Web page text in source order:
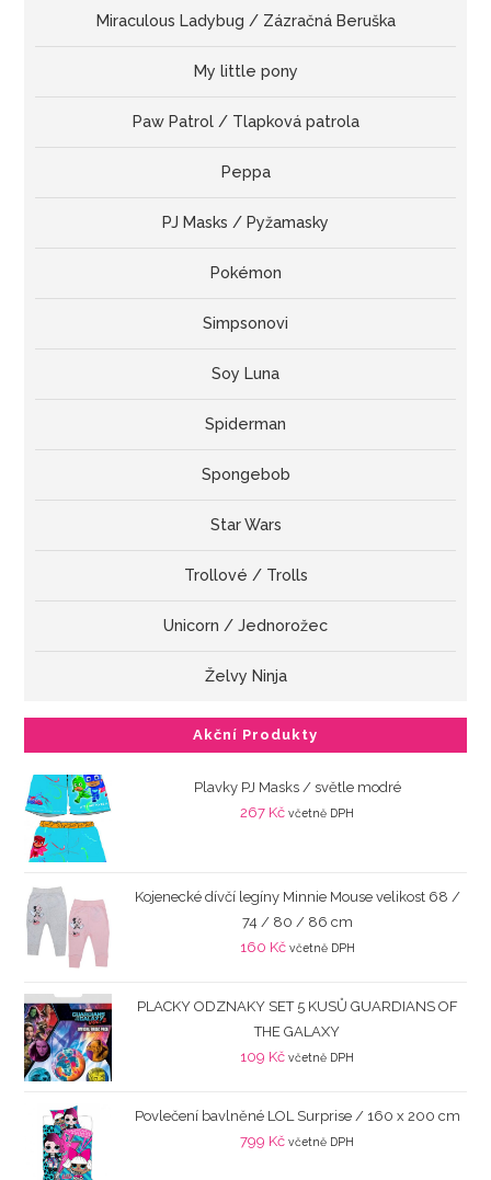
Miraculous Ladybug / Zázračná Beruška
My little pony
Paw Patrol / Tlapková patrola
Peppa
PJ Masks / Pyžamasky
Pokémon
Simpsonovi
Soy Luna
Spiderman
Spongebob
Star Wars
Trollové / Trolls
Unicorn / Jednorožec
Želvy Ninja
Akční Produkty
Plavky PJ Masks / světle modré
267 Kč včetně DPH
Kojenecké dívčí legíny Minnie Mouse velikost 68 /
74 / 80 / 86 cm
160 Kč včetně DPH
PLACKY ODZNAKY SET 5 KUSŮ GUARDIANS OF
THE GALAXY
109 Kč včetně DPH
Povlečení bavlněné LOL Surprise / 160 x 200 cm
799 Kč včetně DPH